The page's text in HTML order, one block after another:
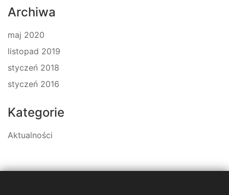
Archiwa
maj 2020
listopad 2019
styczeń 2018
styczeń 2016
Kategorie
Aktualności